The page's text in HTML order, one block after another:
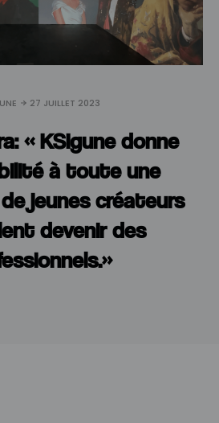
27 JUILLET 2023
« KSIgune donne
à toute une
jeunes créateurs
devenir des